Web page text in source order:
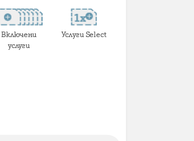
Включени
услуги
Услуги Select